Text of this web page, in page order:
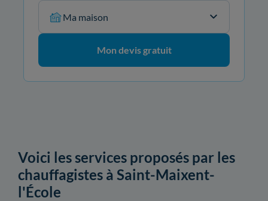
Ma maison
Mon devis gratuit
Voici les services proposés par les
chauffagistes à Saint-Maixent-
l'École